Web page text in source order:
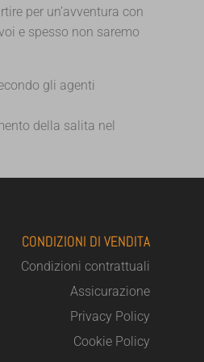
per un’avventura con
e spesso non saremo
gli agenti
della salita nel
CONDIZIONI DI VENDITA
Condizioni contrattuali
Assicurazione
Privacy Policy
Cookie Policy